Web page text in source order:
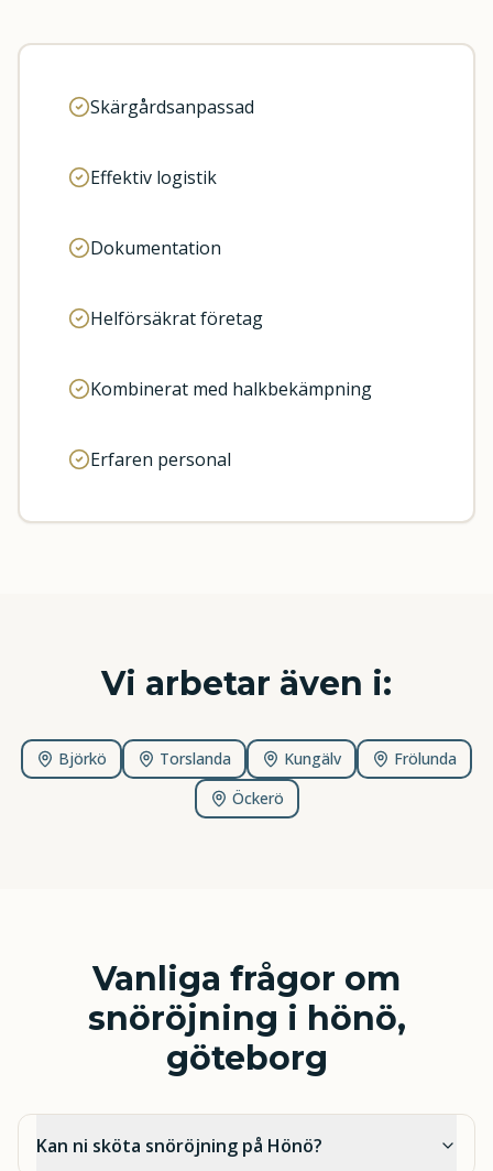
Skärgårdsanpassad
Effektiv logistik
Dokumentation
Helförsäkrat företag
Kombinerat med halkbekämpning
Erfaren personal
Vi arbetar även i:
Björkö Torslanda Kungälv
Frölunda
Öckerö
Vanliga frågor om
snöröjning i hönö,
göteborg
Kan ni sköta snöröjning på Hönö?